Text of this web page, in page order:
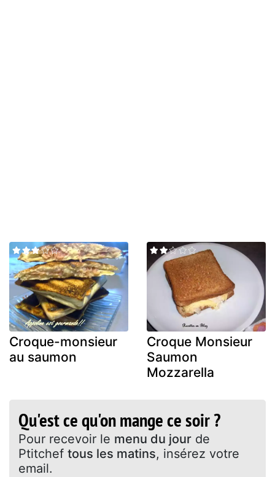
Croque-monsieur
au saumon
Croque Monsieur
Saumon
Mozzarella
Qu'est ce qu'on mange ce soir ?
Pour recevoir le menu du jour de
Ptitchef tous les matins, insérez votre
email.